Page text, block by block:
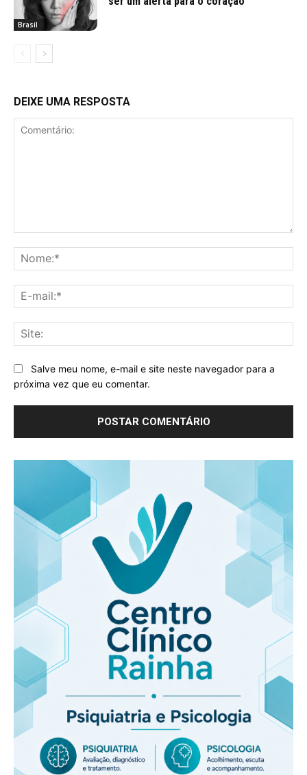
Brasil
DEIXE UMA RESPOSTA
Salve meu nome, e-mail e site neste navegador para a
próxima vez que eu comentar.